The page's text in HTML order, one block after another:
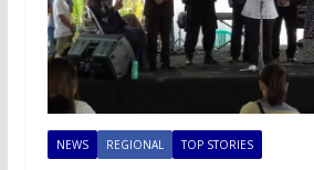
NEWS REGIONAL TOP STORIES